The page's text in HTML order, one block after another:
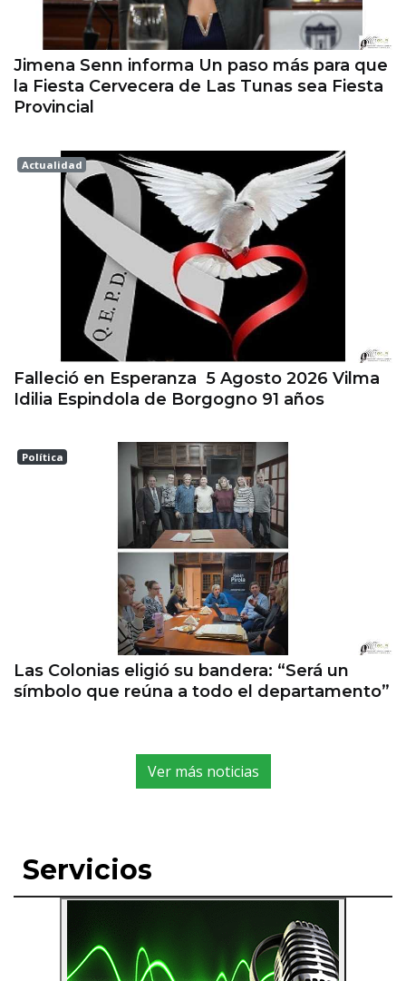
Jimena Senn informa Un paso más para que
la Fiesta Cervecera de Las Tunas sea Fiesta
Provincial
Actualidad
Esperanza
Falleció en Esperanza 5 Agosto 2026 Vilma
Idilia Espindola de Borgogno 91 años
Política
Las Colonias eligió su bandera: “Será un
símbolo que reúna a todo el departamento”
Ver más noticias
Servicios